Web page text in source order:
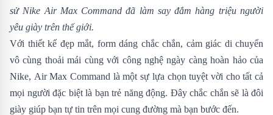
sử Nike Air Max Command đã làm say đắm hàng triệu người
yêu giày trên thế giới.
Với thiết kế đẹp mắt, form dáng chắc chắn, cảm giác di chuyển
vô cùng thoải mái cùng với công nghệ ngày càng hoàn hảo của
Nike, Air Max Command là một sự lựa chọn tuyệt vời cho tất cả
mọi người đặc biệt là bạn trẻ năng động. Đây chắc chắn sẽ là đôi
giày giúp bạn tự tin trên mọi cung đường mà bạn bước đến.